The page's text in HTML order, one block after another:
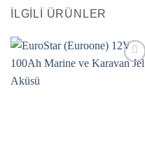
İLGILI ÜRÜNLER